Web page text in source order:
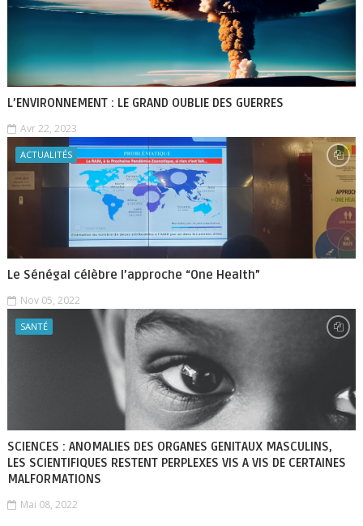
L’ENVIRONNEMENT : LE GRAND OUBLIE DES GUERRES
Avr 22, 2023
ACTUALITÉS
Le Sénégal célèbre l’approche “One Health”
Nov 05, 2022
SANTÉ
SCIENCES : ANOMALIES DES ORGANES GENITAUX MASCULINS,
LES SCIENTIFIQUES RESTENT PERPLEXES VIS A VIS DE CERTAINES
MALFORMATIONS
Mai 08, 2022